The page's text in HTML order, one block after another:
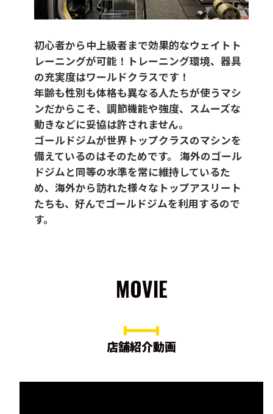
初心者から中上級者まで効果的なウェイトト
レーニングが可能！トレーニング環境、器具
の充実度はワールドクラスです！
年齢も性別も体格も異なる人たちが使うマシ
ンだからこそ、調節機能や強度、スムーズな
動きなどに妥協は許されません。
ゴールドジムが世界トップクラスのマシンを
備えているのはそのためです。 海外のゴール
ドジムと同等の水準を常に維持しているた
め、海外から訪れた様々なトップアスリート
たちも、好んでゴールドジムを利用するので
す。
MOVIE
店舗紹介動画